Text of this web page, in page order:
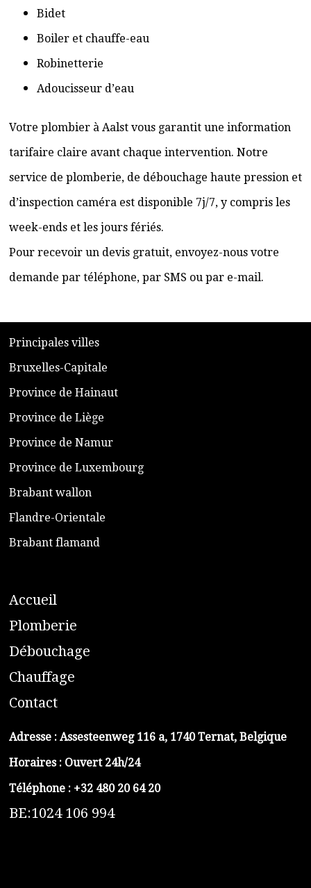
Bidet
Boiler et chauffe-eau
Robinetterie
Adoucisseur d’eau
Votre plombier à Aalst vous garantit une information
tarifaire claire avant chaque intervention. Notre
service de plomberie, de débouchage haute pression et
d’inspection caméra est disponible 7j/7, y compris les
week-ends et les jours fériés.
Pour recevoir un devis gratuit, envoyez-nous votre
demande par téléphone, par SMS ou par e-mail.
​Principales villes
​Bruxelles-Capitale
​Province de Hainaut
Province de Liège
​Province de Namur
​Province de Luxembourg
​Brabant wallon
​Flandre-Orientale
​Brabant flamand
Accueil
​Plomberie
Débouchage
Chauffage
Contact
Adresse : Assesteenweg 116 a, 1740 Ternat, Belgique
Horaires : Ouvert 24h/24
Téléphone : +32 480 20 64 20
BE:1024 106 994